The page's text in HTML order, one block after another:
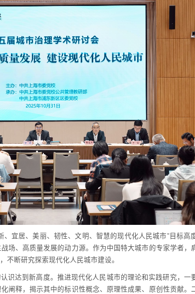
宜居、美丽、韧性、文明、智慧的现代化人民城市”目标高
场、高质量发展的动力源。作为中国特大城市的专家学者，
不断研究探索现代化人民城市建设。
识达到新高度。推进现代化人民城市的理论和实践研究，一
阐释，揭示其中的标识性概念、原理性成果、原创性贡献。